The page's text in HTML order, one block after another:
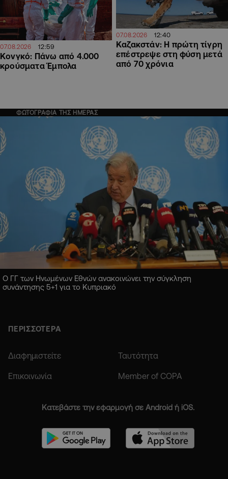
07.08.2026 12:59
Κονγκό: Πάνω από 4.000
κρούσματα Έμπολα
07.08.2026 12:40
Καζακστάν: Η πρώτη τίγρη
επέστρεψε στη φύση μετά
από 70 χρόνια
ΦΩΤΟΓΡΑΦΙΑ ΤΗΣ ΗΜΕΡΑΣ
Ο ΓΓ των Ηνωμένων Εθνών ανακοινώνει την σύγκληση
συνάντησης 5+1 για το Κυπριακό
ΠΕΡΙΣΣΟΤΕΡΑ
Διαφημιστείτε Ταυτότητα
Επικοινωνία Member of COPA
Κατεβάστε την εφαρμογή σε Android ή iOS.